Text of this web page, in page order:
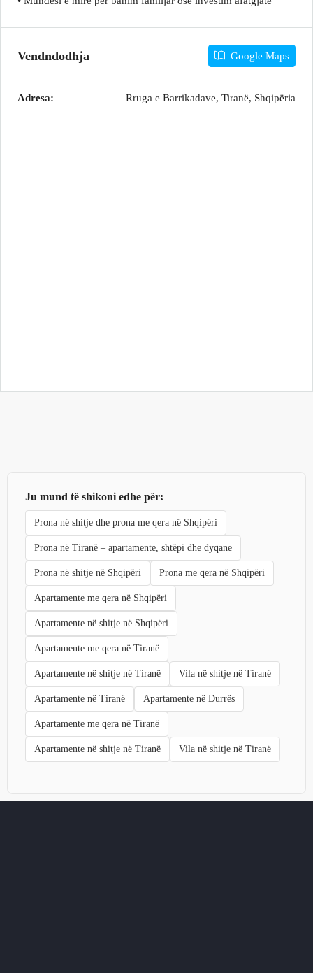
Vendndodhja Google Maps
Adresa: Rruga e Barrikadave, Tiranë, Shqipëria
Ju mund të shikoni edhe për:
Prona në shitje dhe prona me qera në Shqipëri
Prona në Tiranë – apartamente, shtëpi dhe dyqane
Prona në shitje në Shqipëri Prona me qera në Shqipëri
Apartamente me qera në Shqipëri
Apartamente në shitje në Shqipëri
Apartamente me qera në Tiranë
Apartamente në shitje në Tiranë Vila në shitje në Tiranë
Apartamente në Tiranë Apartamente në Durrës
Apartamente me qera në Tiranë
Apartamente në shitje në Tiranë Vila në shitje në Tiranë